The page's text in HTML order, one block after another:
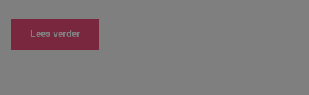
Lees verder